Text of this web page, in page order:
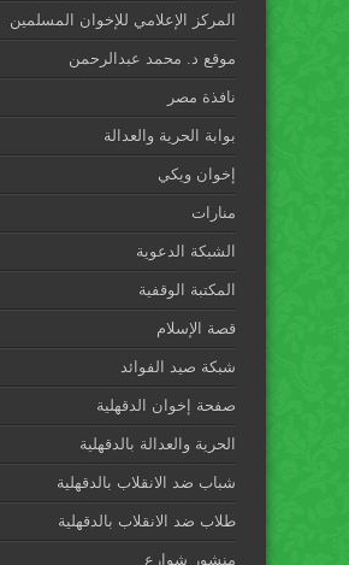
المركز الإعلامي للإخوان المسلمين
موقع د. محمد عبدالرحمن
نافذة مصر
بوابة الحرية والعدالة
إخوان ويكي
منارات
الشبكة الدعوية
المكتبة الوقفية
قصة الإسلام
شبكة صيد الفوائد
صفحة إخوان الدقهلية
الحرية والعدالة بالدقهلية
شباب ضد الانقلاب بالدقهلية
طلاب ضد الانقلاب بالدقهلية
منشور شوارع